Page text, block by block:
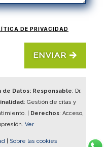
DE PRIVACIDAD
ENVIAR
Datos: Responsable: Dr.
: Gestión de citas y
| Derechos: Acceso,
Ver
Sobre las cookies